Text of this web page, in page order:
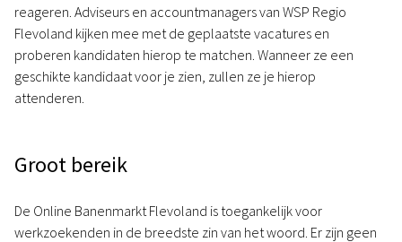
reageren. Adviseurs en accountmanagers van WSP Regio
Flevoland kijken mee met de geplaatste vacatures en
proberen kandidaten hierop te matchen. Wanneer ze een
geschikte kandidaat voor je zien, zullen ze je hierop
attenderen.
Groot bereik
De Online Banenmarkt Flevoland is toegankelijk voor
werkzoekenden in de breedste zin van het woord. Er zijn geen